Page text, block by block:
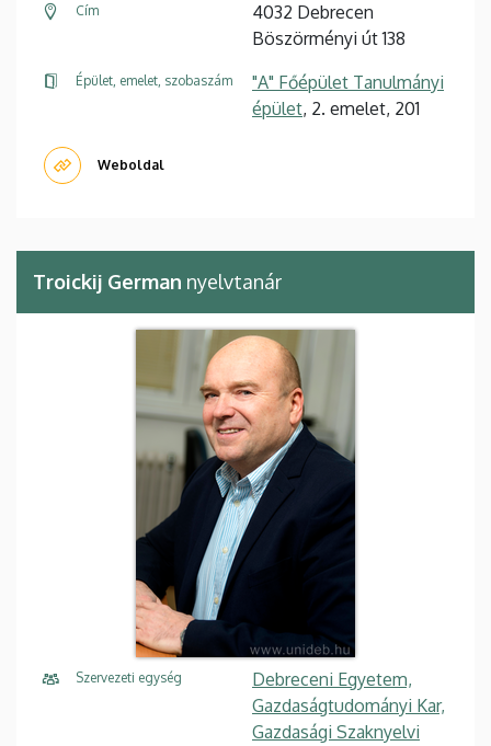
Cím
4032 Debrecen
Böszörményi út 138
Épület, emelet, szobaszám
"A" Főépület Tanulmányi
épület, 2. emelet, 201
Weboldal
Troickij German nyelvtanár
Szervezeti egység
Debreceni Egyetem,
Gazdaságtudományi Kar,
Gazdasági Szaknyelvi